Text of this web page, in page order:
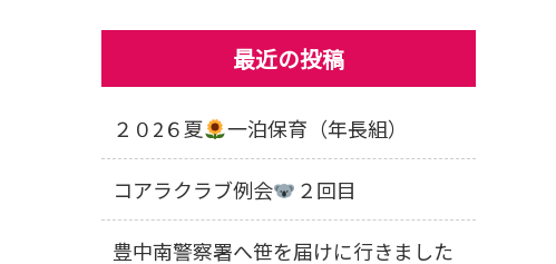
最近の投稿
２０2６夏 一泊保育（年長組）
コアラクラブ例会 ２回目
豊中南警察署へ笹を届けに行きました